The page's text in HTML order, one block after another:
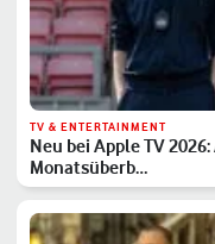
TV & ENTERTAINMENT
Neu bei Apple TV
Monatsüberb…